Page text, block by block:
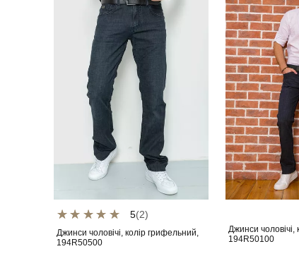
5(2)
Джинси чоловічі, колір грифельний,
194R50500
Джинси
194R50100